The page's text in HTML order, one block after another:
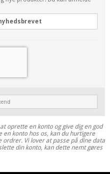
oprette en konto og give dig en god
en konto hos os, kan du hurtigere
Vi lover at passe på dine data
din konto, kan dette nemt gøres